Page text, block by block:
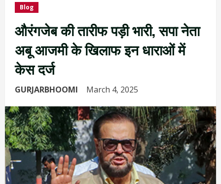
Blog
औरंगजेब की तारीफ पड़ी भारी, सपा नेता
अबू आजमी के खिलाफ इन धाराओं में
केस दर्ज
GURJARBHOOMI March 4, 2025